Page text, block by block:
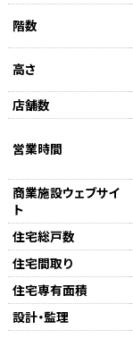
階数
高さ
店舗数
営業時間
商業施設ウェブサイ
ト
住宅総戸数
住宅間取り
住宅専有面積
設計・監理